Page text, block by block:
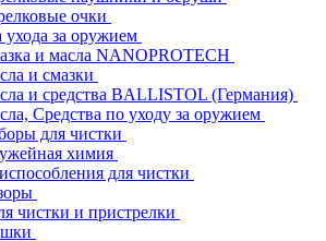
очки
ухода за оружием
и масла NANOPROTECH
и смазки
и средства BALLISTOL (Германия)
Средства по уходу за оружием
для чистки
химия
для чистки
чистки и пристрелки